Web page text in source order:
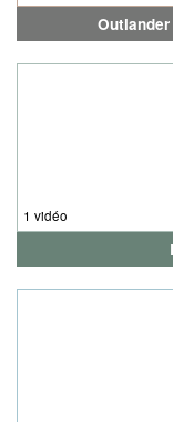
1 vidéo